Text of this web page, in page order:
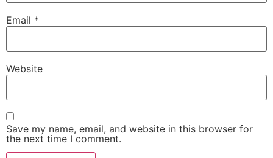
Email *
Website
Save my name, email, and website in this browser for
the next time I comment.